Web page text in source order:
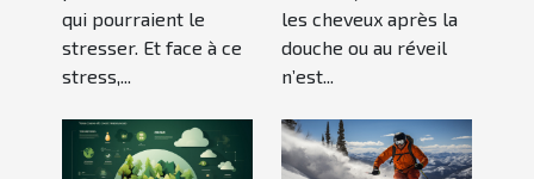
qui pourraient le
stresser. Et face à ce
stress,...
les cheveux après la
douche ou au réveil
n’est...